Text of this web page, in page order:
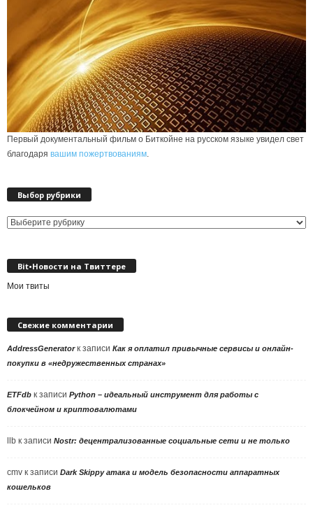
Первый документальный фильм о Биткойне на русском языке увидел свет
благодаря вашим пожертвованиям.
Выбор рубрики
Выбор
Bit•Новости на Твиттере
Мои твиты
Свежие комментарии
AddressGeneratorк записи Как я оплатил привычные сервисы и онлайн-
покупки в «недружественных странах»
ETFdb к записи Python – идеальный инструмент для работы с
блокчейном и криптовалютами
llb к записи Nostr: децентрализованные социальные сети и не только
cmv к записи Dark Skippy атака и модель безопасности аппаратных
кошельков